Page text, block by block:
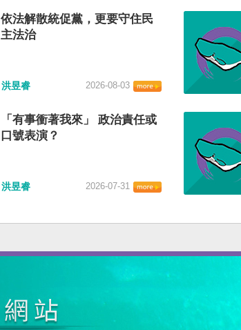
依法解散統促黨，更要守住民
主法治
洪昱睿 2026-08-03
「有事衝著我來」 政治責任或
口號表演？
洪昱睿 2026-07-31